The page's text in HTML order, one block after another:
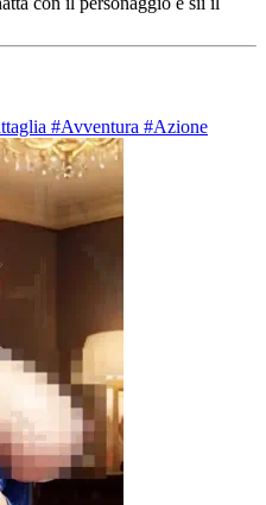
#Avventura #Azione